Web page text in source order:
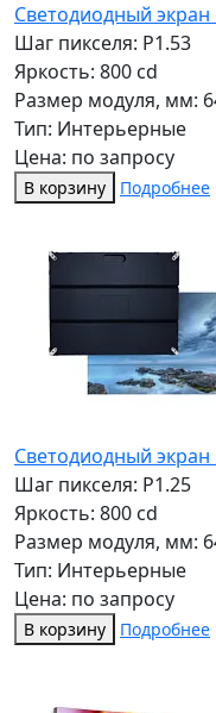
Светодиодный
Шаг пикселя: P1.53
Яркость: 800 cd
Размер модуля, мм:
Тип: Интерьерные
Цена: по запросу
В корзину Подробнее
Светодиодный
Шаг пикселя: P1.25
Яркость: 800 cd
Размер модуля, мм:
Тип: Интерьерные
Цена: по запросу
В корзину Подробнее